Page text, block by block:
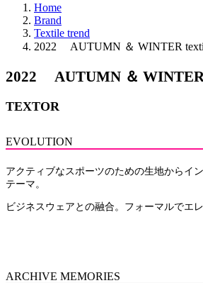
Home
Brand
Textile trend
2022 AUTUMN ＆ WINTER
2022 AUTUMN ＆
TEXTOR
EVOLUTION
アクティブなスポーツのための生地からイ
テーマ。
ビジネスウェアとの融合。フォーマルでエ
ARCHIVE MEMORIES